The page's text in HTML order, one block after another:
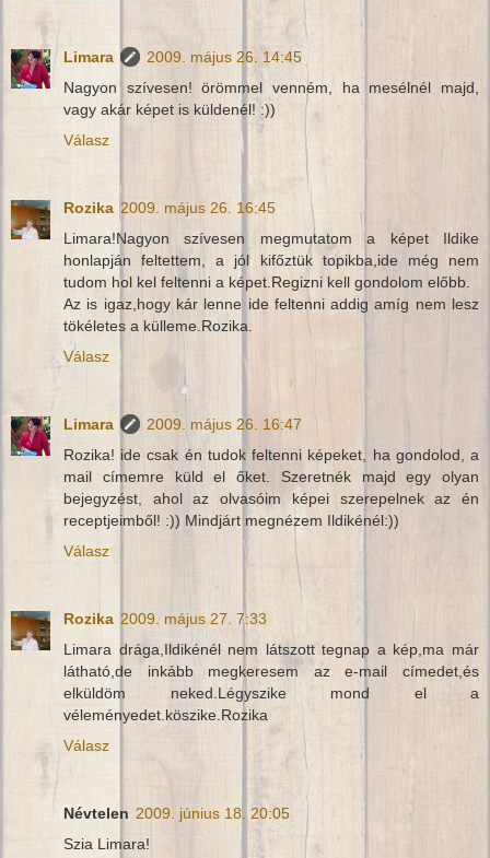
Limara
2009. május 26. 14:45
Nagyon szívesen! örömmel venném, ha mesélnél majd,
vagy akár képet is küldenél! :))
Válasz
Rozika 2009. május 26. 16:45
Limara!Nagyon szívesen megmutatom a képet Ildike
honlapján feltettem, a jól kifőztük topikba,ide még nem
tudom hol kel feltenni a képet.Regizni kell gondolom előbb.
Az is igaz,hogy kár lenne ide feltenni addig amíg nem lesz
tökéletes a külleme.Rozika.
Válasz
Limara
2009. május 26. 16:47
Rozika! ide csak én tudok feltenni képeket, ha gondolod, a
mail címemre küld el őket. Szeretnék majd egy olyan
bejegyzést, ahol az olvasóim képei szerepelnek az én
receptjeimből! :)) Mindjárt megnézem Ildikénél:))
Válasz
Rozika 2009. május 27. 7:33
Limara drága,Ildikénél nem látszott tegnap a kép,ma már
látható,de inkább megkeresem az e-mail címedet,és
elküldöm neked.Légyszike mond el a
véleményedet.köszike.Rozika
Válasz
Névtelen 2009. június 18. 20:05
Szia Limara!